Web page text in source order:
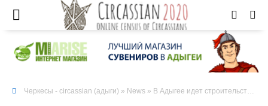
Черкесы - circassian (адыги) » News » В Адыгее идет строительство заключительного участка обхода Майкопа